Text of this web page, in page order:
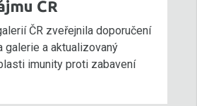
ČR
ČR zveřejnila doporučení
galerie a aktualizovaný
imunity proti zabavení